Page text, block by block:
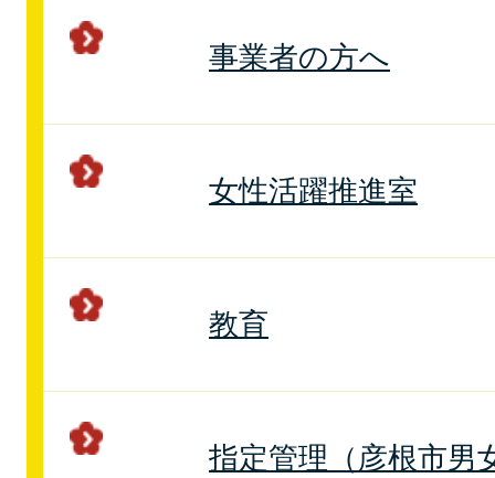
事業者の方へ
女性活躍推進室
教育
指定管理（彦根市男